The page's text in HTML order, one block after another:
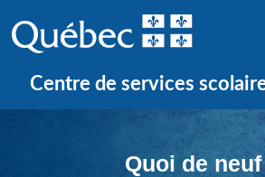
Centre de services
Quoi de